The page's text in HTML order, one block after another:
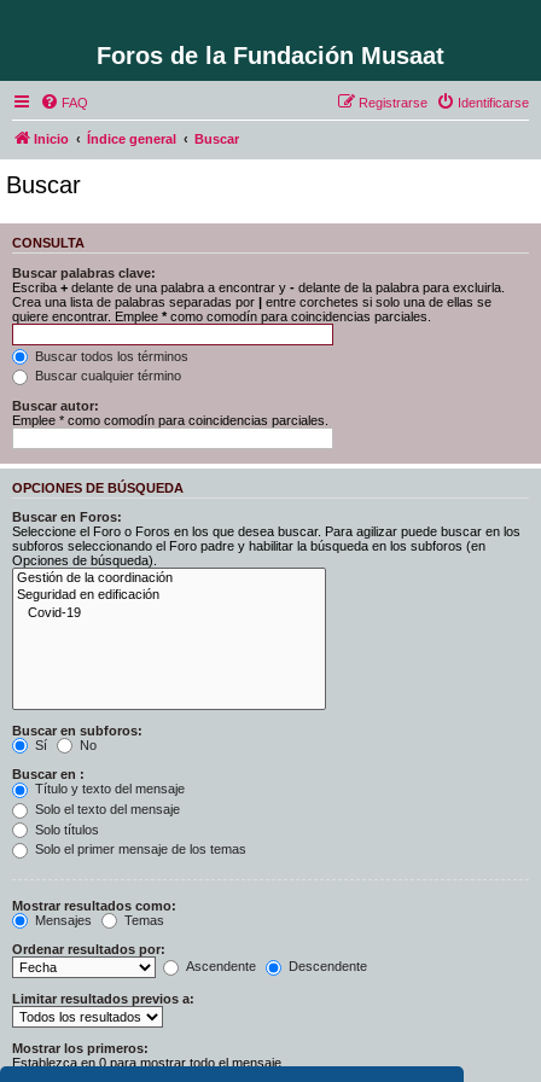
Foros de la Fundación Musaat
FAQ Identificarse
Registrarse
Inicio Índice general Buscar
Buscar
CONSULTA
Buscar palabras clave:
Escriba + delante de una palabra a encontrar y - delante de la palabra para excluirla.
Crea una lista de palabras separadas por | entre corchetes si solo una de ellas se
quiere encontrar. Emplee * como comodín para coincidencias parciales.
Buscar todos los términos
Buscar cualquier término
Buscar autor:
Emplee * como comodín para coincidencias parciales.
OPCIONES DE BÚSQUEDA
Buscar en Foros:
Seleccione el Foro o Foros en los que desea buscar. Para agilizar puede buscar en los
subforos seleccionando el Foro padre y habilitar la búsqueda en los subforos (en
Opciones de búsqueda).
Buscar en subforos:
Sí
No
Buscar en :
Título y texto del mensaje
Solo el texto del mensaje
Solo títulos
Solo el primer mensaje de los temas
Mostrar resultados como:
Mensajes
Temas
Ordenar resultados por:
Ascendente
Descendente
Limitar resultados previos a:
Mostrar los primeros:
Establezca en 0 para mostrar todo el mensaje.